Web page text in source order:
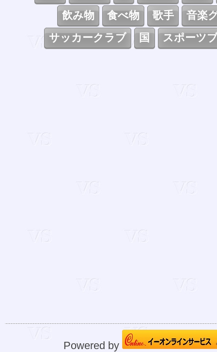
飲み物
食べ物 歌手
音楽
サッカークラブ
国 スポーツ
Powered by